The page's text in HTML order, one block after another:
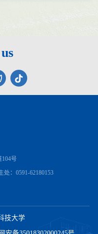
号
处：0591-62180153
技大学